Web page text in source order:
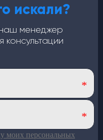
искали?
наш менеджер
консультации
режиме)
: лёгкий и устойчив